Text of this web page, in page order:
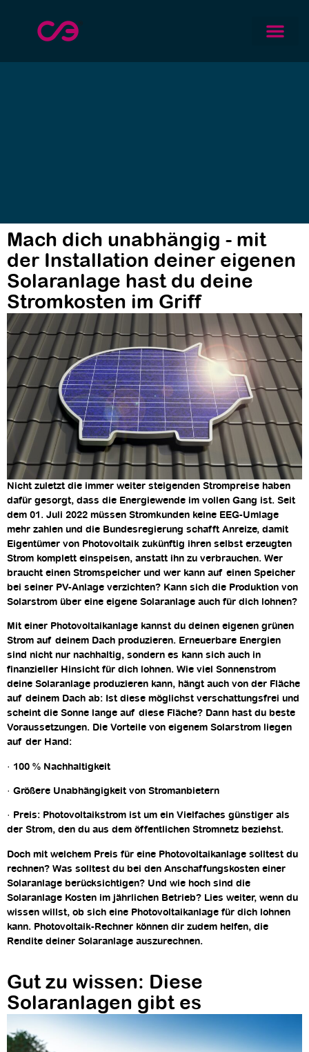
Mach dich unabhängig - mit
der Installation deiner eigenen
Solaranlage hast du deine
Stromkosten im Griff
Nicht zuletzt die immer weiter steigenden Strompreise haben
dafür gesorgt, dass die Energiewende im vollen Gang ist. Seit
dem 01. Juli 2022 müssen Stromkunden keine EEG-Umlage
mehr zahlen und die Bundesregierung schafft Anreize, damit
Eigentümer von Photovoltaik zukünftig ihren selbst erzeugten
Strom komplett einspeisen, anstatt ihn zu verbrauchen. Wer
braucht einen Stromspeicher und wer kann auf einen Speicher
bei seiner PV-Anlage verzichten? Kann sich die Produktion von
Solarstrom über eine eigene Solaranlage auch für dich lohnen?
Mit einer Photovoltaikanlage kannst du deinen eigenen grünen
Strom auf deinem Dach produzieren. Erneuerbare Energien
sind nicht nur nachhaltig, sondern es kann sich auch in
finanzieller Hinsicht für dich lohnen. Wie viel Sonnenstrom
deine Solaranlage produzieren kann, hängt auch von der Fläche
auf deinem Dach ab: Ist diese möglichst verschattungsfrei und
scheint die Sonne lange auf diese Fläche? Dann hast du beste
Voraussetzungen. Die Vorteile von eigenem Solarstrom liegen
auf der Hand:
· 100 % Nachhaltigkeit
· Größere Unabhängigkeit von Stromanbietern
· Preis: Photovoltaikstrom ist um ein Vielfaches günstiger als
der Strom, den du aus dem öffentlichen Stromnetz beziehst.
Doch mit welchem Preis für eine Photovoltaikanlage solltest du
rechnen? Was solltest du bei den Anschaffungskosten einer
Solaranlage berücksichtigen? Und wie hoch sind die
Solaranlage Kosten im jährlichen Betrieb? Lies weiter, wenn du
wissen willst, ob sich eine Photovoltaikanlage für dich lohnen
kann. Photovoltaik-Rechner können dir zudem helfen, die
Rendite deiner Solaranlage auszurechnen.
Gut zu wissen: Diese
Solaranlagen gibt es